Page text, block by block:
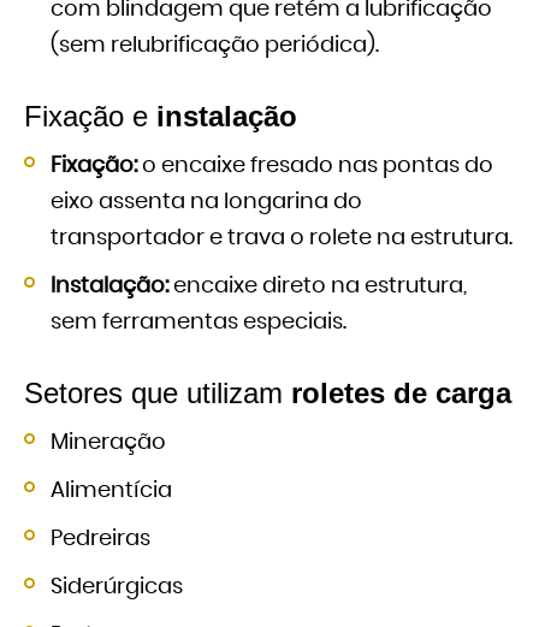
com blindagem que retém a lubrificação
(sem relubrificação periódica).
Fixação e instalação
Fixação:o encaixe fresado nas pontas do
eixo assenta na longarina do
transportador e trava o rolete na estrutura.
Instalação:encaixe direto na estrutura,
sem ferramentas especiais.
Setores que utilizam roletes de carga
Mineração
Alimentícia
Pedreiras
Siderúrgicas